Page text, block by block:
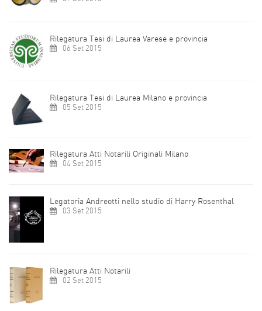
Rilegatura Tesi di Laurea Varese e provincia
06 Set 2015
Rilegatura Tesi di Laurea Milano e provincia
05 Set 2015
Rilegatura Atti Notarili Originali Milano
04 Set 2015
Legatoria Andreotti nello studio di Harry Rosenthal
03 Set 2015
Rilegatura Atti Notarili
02 Set 2015